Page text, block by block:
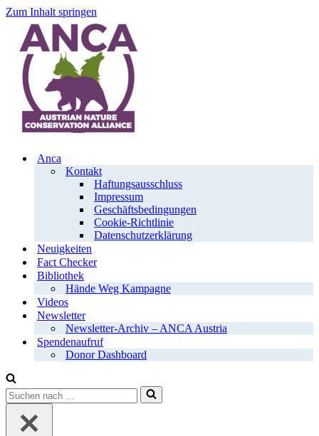
Zum Inhalt springen
Anca
Kontakt
Haftungsausschluss
Impressum
Geschäftsbedingungen
Cookie-Richtlinie
Datenschutzerklärung
Neuigkeiten
Fact Checker
Bibliothek
Hände Weg Kampagne
Videos
Newsletter
Newsletter-Archiv – ANCA Austria
Spendenaufruf
Donor Dashboard
Suchen
nach …